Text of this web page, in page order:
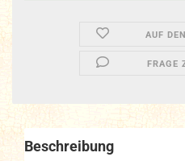
AUF
FRAGE
Beschreibung